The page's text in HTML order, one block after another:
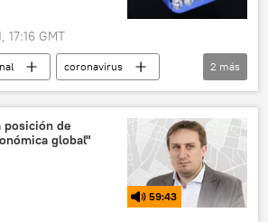
GMT
coronavirus
CoV-2)
🌍 África
2 más
posición de
global"
59:43